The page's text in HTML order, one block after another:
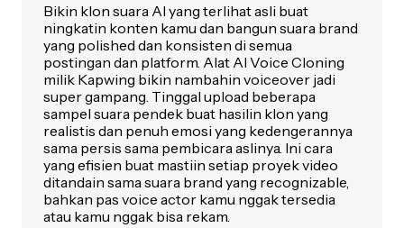
Bikin klon suara AI yang terlihat asli buat
ningkatin konten kamu dan bangun suara brand
yang polished dan konsisten di semua
postingan dan platform. Alat AI Voice Cloning
milik Kapwing bikin nambahin voiceover jadi
super gampang. Tinggal upload beberapa
sampel suara pendek buat hasilin klon yang
realistis dan penuh emosi yang kedengerannya
sama persis sama pembicara aslinya. Ini cara
yang efisien buat mastiin setiap proyek video
ditandain sama suara brand yang recognizable,
bahkan pas voice actor kamu nggak tersedia
atau kamu nggak bisa rekam.